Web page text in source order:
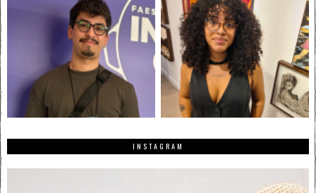
INSTAGRAM